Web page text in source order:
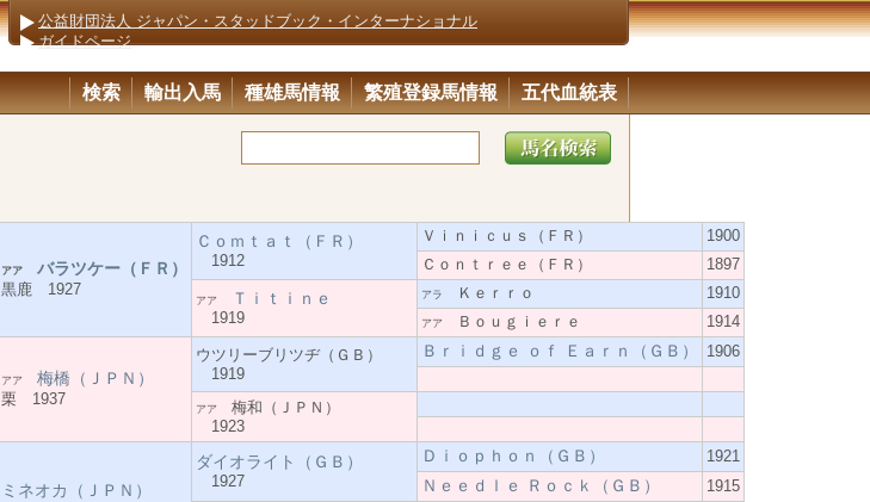
公益財団法人 ジャパン・スタッドブック・インターナショナル
ガイドページ
検索 輸出入馬 種雄馬情報 繁殖登録馬情報 五代血統表
アア バラツケー（ＦＲ）
黒鹿 1927
Ｃｏｍｔａｔ（ＦＲ）
1912
Ｖｉｎｉｃｕｓ（ＦＲ）
1900
Ｃｏｎｔｒｅｅ（ＦＲ）
1897
アア Ｔｉｔｉｎｅ
1919
アラ Ｋｅｒｒｏ 1910
アア Ｂｏｕｇｉｅｒｅ 1914
アア 梅橋（ＪＰＮ）
栗 1937
ウツリーブリツヂ（ＧＢ）
1919
Ｂｒｉｄｇｅ ｏｆ Ｅａｒｎ（ＧＢ） 1906
アア 梅和（ＪＰＮ）
1923
ミネオカ（ＪＰＮ）
ダイオライト（ＧＢ）
1927
Ｄｉｏｐｈｏｎ（ＧＢ） 1921
Ｎｅｅｄｌｅ Ｒｏｃｋ（ＧＢ） 1915